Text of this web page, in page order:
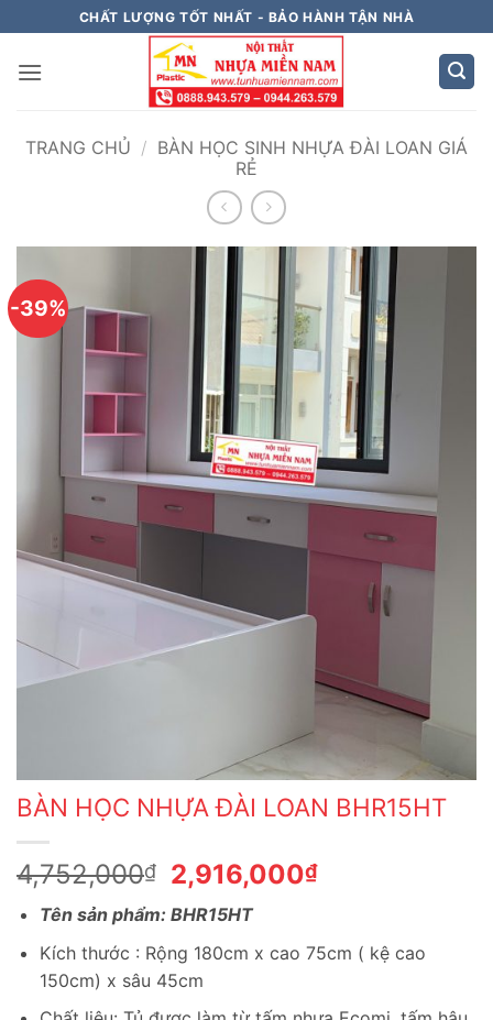
qua
nội
CHẤT LƯỢNG TỐT NHẤT - BẢO HÀNH TẬN NHÀ
TRANG CHỦ / BÀN HỌC SINH NHỰA ĐÀI LOAN GIÁ
RẺ
-39%
BÀN HỌC NHỰA ĐÀI LOAN BHR15HT
4,752,000₫
Giá
gốc
là:
4,752,000₫.
2,916,000₫Giá
là:
Tên sản phẩm: BHR15HT
Kích thước : Rộng 180cm x cao 75cm ( kệ cao
150cm) x sâu 45cm